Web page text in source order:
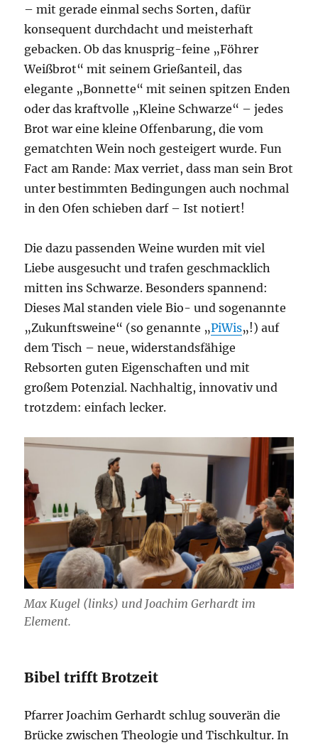
– mit gerade einmal sechs Sorten, dafür
konsequent durchdacht und meisterhaft
gebacken. Ob das knusprig-feine „Föhrer
Weißbrot“ mit seinem Grießanteil, das
elegante „Bonnette“ mit seinen spitzen Enden
oder das kraftvolle „Kleine Schwarze“ – jedes
Brot war eine kleine Offenbarung, die vom
gematchten Wein noch gesteigert wurde. Fun
Fact am Rande: Max verriet, dass man sein Brot
unter bestimmten Bedingungen auch nochmal
in den Ofen schieben darf – Ist notiert!
Die dazu passenden Weine wurden mit viel
Liebe ausgesucht und trafen geschmacklich
mitten ins Schwarze. Besonders spannend:
Dieses Mal standen viele Bio- und sogenannte
„Zukunftsweine“ (so genannte „PiWis„!) auf
dem Tisch – neue, widerstandsfähige
Rebsorten guten Eigenschaften und mit
großem Potenzial. Nachhaltig, innovativ und
trotzdem: einfach lecker.
Max Kugel (links) und Joachim Gerhardt im
Element.
Bibel trifft Brotzeit
Pfarrer Joachim Gerhardt schlug souverän die
Brücke zwischen Theologie und Tischkultur. In